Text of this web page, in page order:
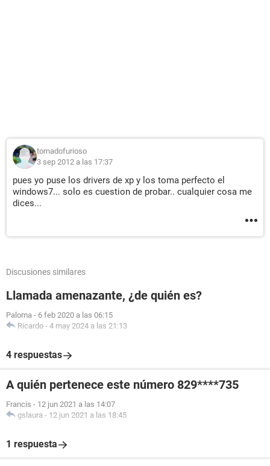
tornadofurioso
3 sep 2012 a las 17:37
pues yo puse los drivers de xp y los toma perfecto el
windows7... solo es cuestion de probar.. cualquier cosa me
dices...
Discusiones similares
Llamada amenazante, ¿de quién es?
Paloma - 6 feb 2020 a las 06:15
Ricardo - 4 may 2024 a las 21:13
4 respuestas
A quién pertenece este número 829****735
Francis - 12 jun 2021 a las 14:07
gslaura - 12 jun 2021 a las 18:45
1 respuesta